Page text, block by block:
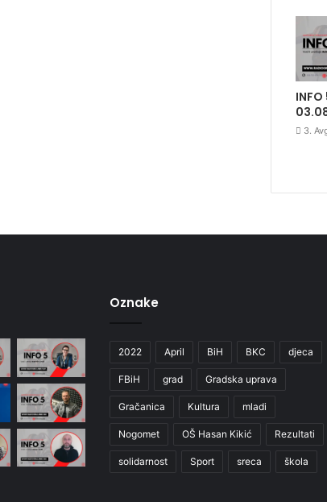
INFO
3.
Oznake
2022 April BiH BKC djeca
FBiH grad Gradska uprava
Gračanica Kultura mladi
Nogomet OŠ Hasan Kikić Rezultati
solidarnost Sport sreca škola